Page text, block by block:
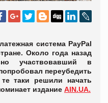
система PayPal
Около года назад
участвовавший в
переубедить
таки решили начать
издание AIN.UA.